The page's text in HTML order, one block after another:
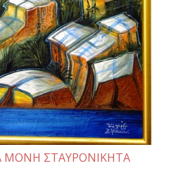
ΜΟΝΗ ΣΤΑΥΡΟΝΙΚΗΤΑ